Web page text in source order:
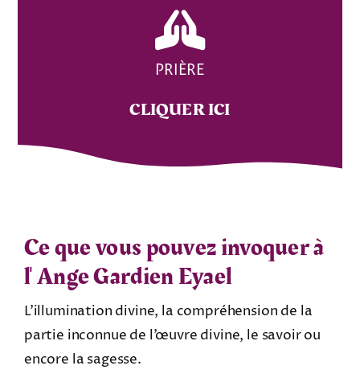
PRIÈRE
CLIQUER ICI
Ce que vous pouvez invoquer à
l'Ange Gardien Eyael
L’illumination divine, la compréhension de la
partie inconnue de l’œuvre divine, le savoir ou
encore la sagesse.